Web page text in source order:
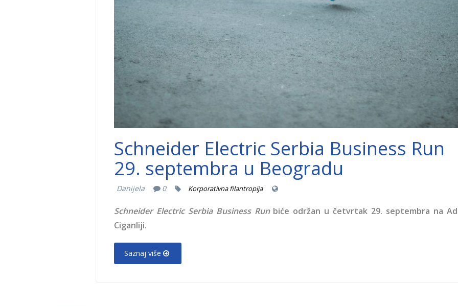
Schneider Electric Serbia Business Run
29. septembra u Beogradu
Danijela 0 Korporativna filantropija
Schneider Electric Serbia Business Runbiće održan u četvrtak 29. septembra na
Ciganliji.
Saznaj više